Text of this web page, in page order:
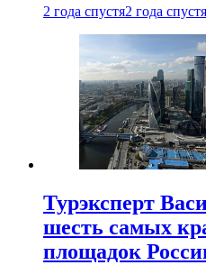
2 года спустя2 года спустя
Турэксперт
шесть самых
площадок